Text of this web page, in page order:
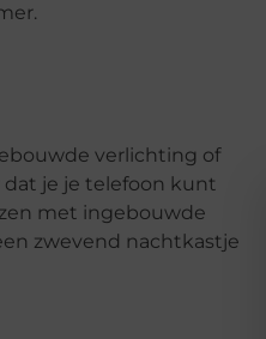
verlichting of
dat je je telefoon kunt
met ingebouwde
zwevend nachtkastje